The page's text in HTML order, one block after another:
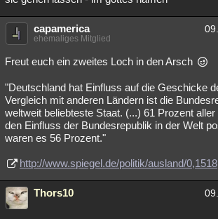
capamerica
ehemaliges Mitglied
Freut euch ein zweites Loch in den Arsch
"Deutschland hat Einfluss auf die Geschicke
Vergleich mit anderen Ländern ist die
weltweit beliebteste Staat. (...) 61 Prozent
den Einfluss der Bundesrepublik in der Welt
waren es 56 Prozent."
http://www.spiegel.de/politik/ausland/
Thors10